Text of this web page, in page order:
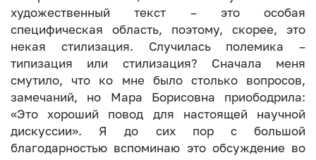
художественный текст – это особая
специфическая область, поэтому, скорее, это
некая стилизация. Случилась полемика –
типизация или стилизация? Сначала меня
смутило, что ко мне было столько вопросов,
замечаний, но Мара Борисовна приободрила:
«Это хороший повод для настоящей научной
дискуссии». Я до сих пор с большой
благодарностью вспоминаю это обсуждение во